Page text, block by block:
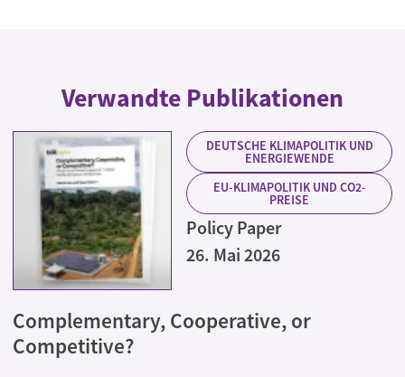
Verwandte Publikationen
DEUTSCHE KLIMAPOLITIK UND
ENERGIEWENDE
EU-KLIMAPOLITIK UND CO2-
PREISE
Policy Paper
26. Mai 2026
Complementary, Cooperative, or
Competitive?